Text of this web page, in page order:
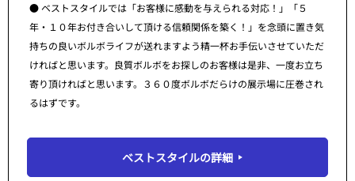
● ベストスタイルでは「お客様に感動を与えられる対応！」「５
年・１０年お付き合いして頂ける信頼関係を築く！」を念頭に置き気
持ちの良いボルボライフが送れますよう精一杯お手伝いさせていただ
ければと思います。良質ボルボをお探しのお客様は是非、一度お立ち
寄り頂ければと思います。３６０度ボルボだらけの展示場に圧巻され
るはずです。
ベストスタイルの詳細